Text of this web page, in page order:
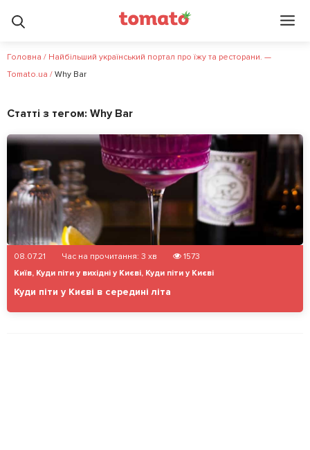
Головна / Найбільший український портал про їжу та ресторани. —
Tomato.ua / Why Bar
Статті з тегом: Why Bar
08.07.21 Час на прочитання: 3 хв
1573
Київ, Куди піти у вихідні у Києві, Куди піти у Києві
Куди піти у Києві в середині літа